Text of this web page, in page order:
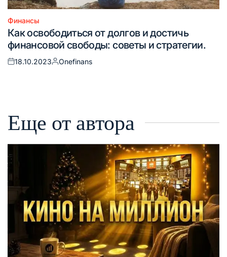
Опубликовано
в
Финансы
Как освободиться от долгов и достичь
финансовой свободы: советы и стратегии.
Опубликовано
18.10.2023
Запись
Onefinans
Еще от автора